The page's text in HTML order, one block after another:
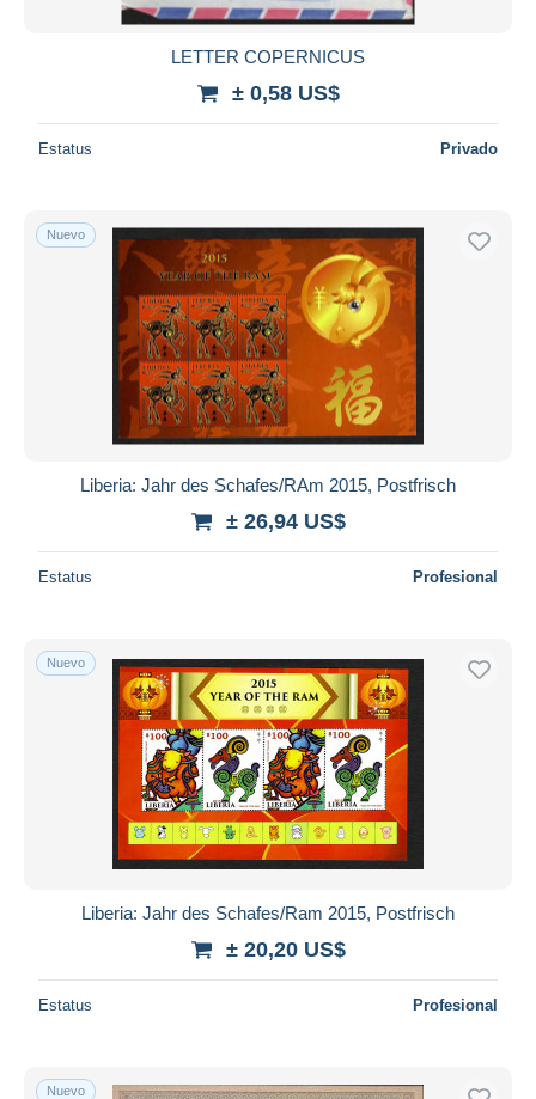
LETTER COPERNICUS
± 0,58 US$
Estatus Privado
Nuevo
Liberia: Jahr des Schafes/RAm 2015, Postfrisch
± 26,94 US$
Estatus Profesional
Nuevo
Liberia: Jahr des Schafes/Ram 2015, Postfrisch
± 20,20 US$
Estatus Profesional
Nuevo